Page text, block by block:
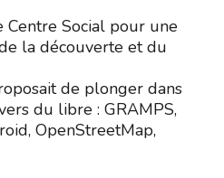
Centre Social pour une
la découverte et du
de plonger dans
du libre : GRAMPS,
OpenStreetMap,